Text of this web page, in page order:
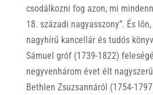
csodálkozni fog azon, mi
18. századi nagyasszony”. És
nagyhírű kancellár és tudós
Sámuel gróf (1739-1822)
negyvenhárom évet élt
Bethlen Zsuzsannáról (1754-